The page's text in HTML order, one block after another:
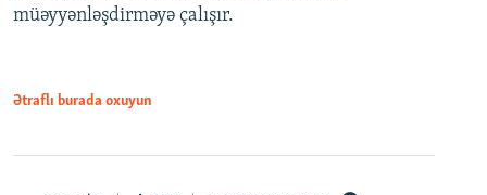
müəyyənləşdirməyə çalışır.
Ətraflı burada oxuyun